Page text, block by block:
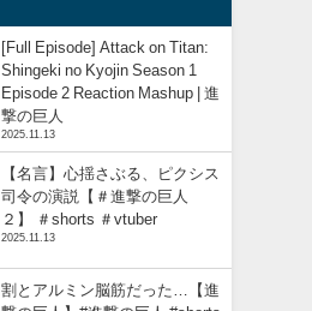
[Full Episode] Attack on Titan:
Shingeki no Kyojin Season 1
Episode 2 Reaction Mashup | 進
撃の巨人
2025.11.13
【名言】心揺さぶる、ピクシス
司令の演説【＃進撃の巨人
２】 ＃shorts ＃vtuber
2025.11.13
割とアルミン脳筋だった…【進